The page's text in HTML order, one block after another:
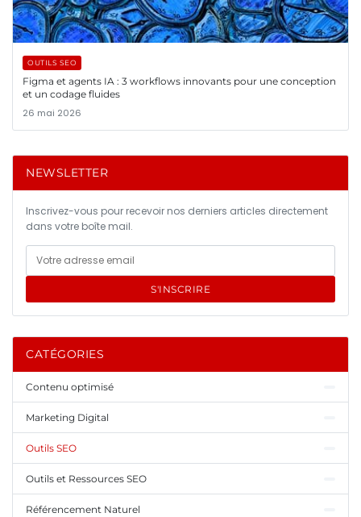
OUTILS SEO
Figma et agents IA : 3 workflows innovants pour une conception
et un codage fluides
26 mai 2026
NEWSLETTER
Inscrivez-vous pour recevoir nos derniers articles directement
dans votre boîte mail.
S'INSCRIRE
CATÉGORIES
Contenu optimisé
Marketing Digital
Outils SEO
Outils et Ressources SEO
Référencement Naturel